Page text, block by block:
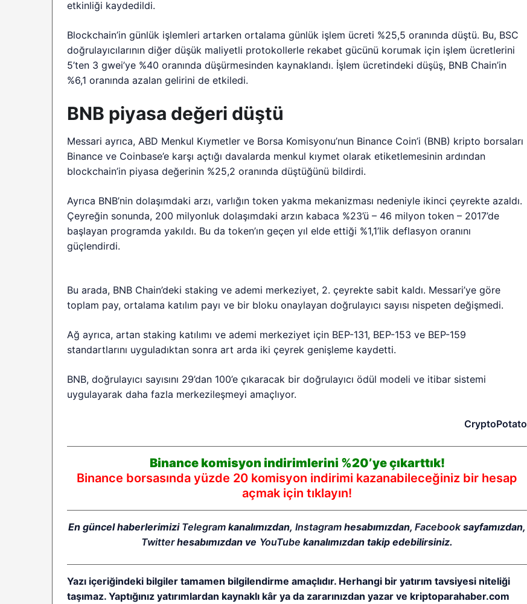
etkinliği kaydedildi.
Blockchain’in günlük işlemleri artarken ortalama günlük işlem ücreti %25,5 oranında düştü. Bu, BSC
doğrulayıcılarının diğer düşük maliyetli protokollerle rekabet gücünü korumak için işlem ücretlerini
5’ten 3 gwei’ye %40 oranında düşürmesinden kaynaklandı. İşlem ücretindeki düşüş, BNB Chain’in
%6,1 oranında azalan gelirini de etkiledi.
BNB piyasa değeri düştü
Messari ayrıca, ABD Menkul Kıymetler ve Borsa Komisyonu’nun Binance Coin’i (BNB) kripto borsaları
Binance ve Coinbase’e karşı açtığı davalarda menkul kıymet olarak etiketlemesinin ardından
blockchain’in piyasa değerinin %25,2 oranında düştüğünü bildirdi.
Ayrıca BNB’nin dolaşımdaki arzı, varlığın token yakma mekanizması nedeniyle ikinci çeyrekte azaldı.
Çeyreğin sonunda, 200 milyonluk dolaşımdaki arzın kabaca %23’ü – 46 milyon token – 2017’de
başlayan programda yakıldı. Bu da token’ın geçen yıl elde ettiği %1,1’lik deflasyon oranını
güçlendirdi.
Bu arada, BNB Chain’deki staking ve ademi merkeziyet, 2. çeyrekte sabit kaldı. Messari’ye göre
toplam pay, ortalama katılım payı ve bir bloku onaylayan doğrulayıcı sayısı nispeten değişmedi.
Ağ ayrıca, artan staking katılımı ve ademi merkeziyet için BEP-131, BEP-153 ve BEP-159
standartlarını uyguladıktan sonra art arda iki çeyrek genişleme kaydetti.
BNB, doğrulayıcı sayısını 29’dan 100’e çıkaracak bir doğrulayıcı ödül modeli ve itibar sistemi
uygulayarak daha fazla merkezileşmeyi amaçlıyor.
CryptoPotato
Binance komisyon indirimlerini %20’ye çıkarttık!
Binance borsasında yüzde 20 komisyon indirimi kazanabileceğiniz bir hesap
açmak için tıklayın!
En güncel haberlerimizi Telegram kanalımızdan, Instagramhesabımızdan, Facebooksayfamızdan,
Twitterhesabımızdan ve YouTube kanalımızdan takip edebilirsiniz.
Yazı içeriğindeki bilgiler tamamen bilgilendirme amaçlıdır. Herhangi bir yatırım tavsiyesi niteliği
taşımaz. Yaptığınız yatırımlardan kaynaklı kâr ya da zararınızdan yazar ve kriptoparahaber.com